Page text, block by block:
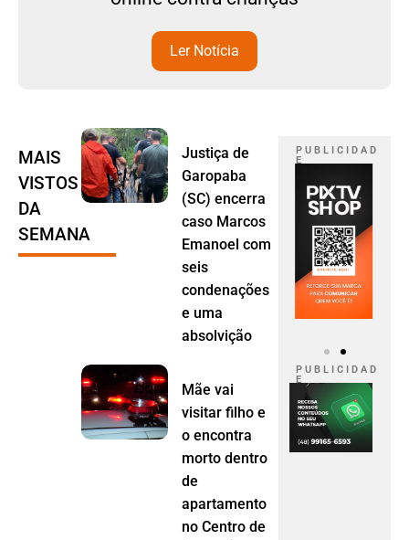
Ler Notícia
MAIS
VISTOS
DA
SEMANA
Justiça de
Garopaba
(SC) encerra
caso Marcos
Emanoel com
seis
condenações
e uma
absolvição
Mãe vai
visitar filho e
o encontra
morto dentro
de
apartamento
no Centro de
P U B L I C I D A D
E
P U B L I C I D A D
E